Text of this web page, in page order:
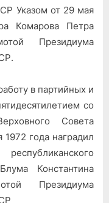
Указом от 29 мая
Комарова Петра
Президиума
в партийных и
со
Совета
года наградил
Константина
Президиума